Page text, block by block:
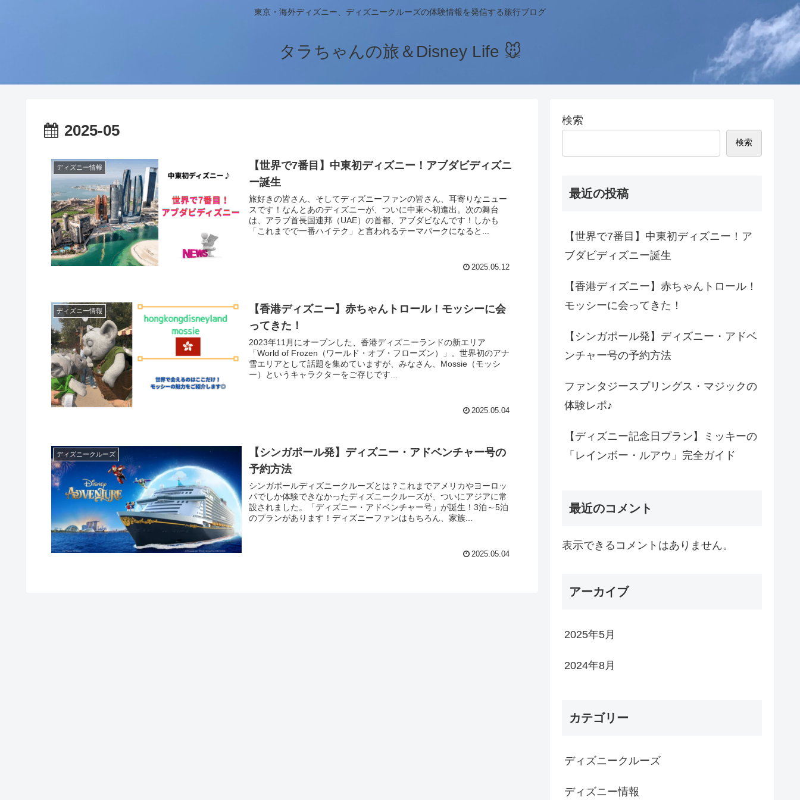
東京・海外ディズニー、ディズニークルーズの体験情報を発信する旅行ブログ
タラちゃんの旅＆Disney Life 🐭
2025-05
ディズニー情報
【世界で7番目】中東初ディズニー！アブダビディズニ
ー誕生
旅好きの皆さん、そしてディズニーファンの皆さん、耳寄りなニュー
スです！なんとあのディズニーが、ついに中東へ初進出。次の舞台
は、アラブ首長国連邦（UAE）の首都、アブダビなんです！しかも
「これまでで一番ハイテク」と言われるテーマパークになると...
2025.05.12
ディズニー情報
【香港ディズニー】赤ちゃんトロール！モッシーに会
ってきた！
2023年11月にオープンした、香港ディズニーランドの新エリア
「World of Frozen（ワールド・オブ・フローズン）」。世界初のアナ
雪エリアとして話題を集めていますが、みなさん、Mossie（モッシ
ー）というキャラクターをご存じです...
2025.05.04
ディズニークルーズ
【シンガポール発】ディズニー・アドベンチャー号の
予約方法
シンガポールディズニークルーズとは？これまでアメリカやヨーロッ
パでしか体験できなかったディズニークルーズが、ついにアジアに常
設されました。「ディズニー・アドベンチャー号」が誕生！3泊～5泊
のプランがあります！ディズニーファンはもちろん、家族...
2025.05.04
検索
検索
最近の投稿
【世界で7番目】中東初ディズニー！ア
ブダビディズニー誕生
【香港ディズニー】赤ちゃんトロール！
モッシーに会ってきた！
【シンガポール発】ディズニー・アドベ
ンチャー号の予約方法
ファンタジースプリングス・マジックの
体験レポ♪
【ディズニー記念日プラン】ミッキーの
「レインボー・ルアウ」完全ガイド
最近のコメント
表示できるコメントはありません。
アーカイブ
2025年5月
2024年8月
カテゴリー
ディズニークルーズ
ディズニー情報